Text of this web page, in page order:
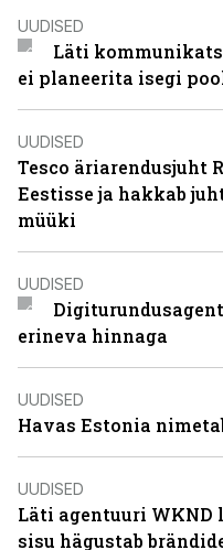
UUDISED
Läti
ei planeerita isegi
UUDISED
Tesco äriarendusjuht
Eestisse ja hakkab
müüki
UUDISED
erineva hinnaga
UUDISED
Havas Estonia
UUDISED
Läti agentuuri WKND
sisu hägustab